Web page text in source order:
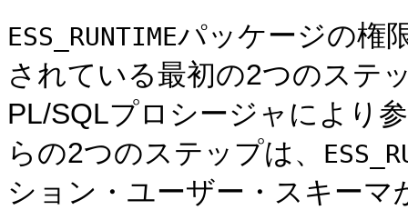
ESS_RUNTIMEパッケージの権
されている最初の2つのステ
PL/SQLプロシージャにより
らの2つのステップは、
ション・ユーザー・スキー